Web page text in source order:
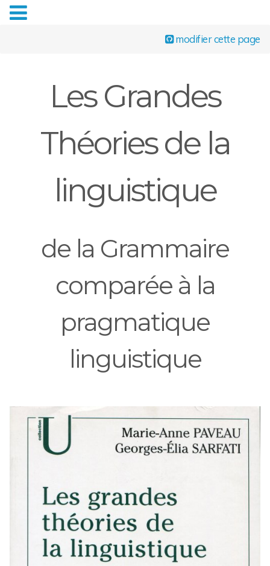
modifier cette page
Les Grandes
Théories de la
linguistique
de la Grammaire
comparée à la
pragmatique
linguistique